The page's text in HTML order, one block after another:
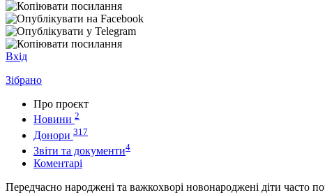
Вхід
Зібрано
Про проєкт
Новини 2
Донори 317
Звіти та документи4
Коментарі
Передчасно народжені та важкохворі новонароджені діти часто